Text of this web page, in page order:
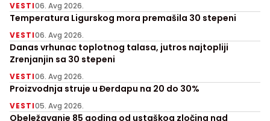
VESTI06. Avg 2026.
Temperatura Ligurskog mora premašila 30 stepeni
VESTI06. Avg 2026.
Danas vrhunac toplotnog talasa, jutros najtopliji
Zrenjanjin sa 30 stepeni
VESTI06. Avg 2026.
Proizvodnja struje u Đerdapu na 20 do 30%
VESTI05. Avg 2026.
Obeležavanje 85 godina od ustaškog zločina nad